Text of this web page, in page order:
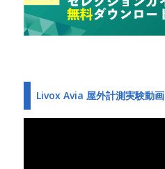
Livox Avia 屋外計測実験動画